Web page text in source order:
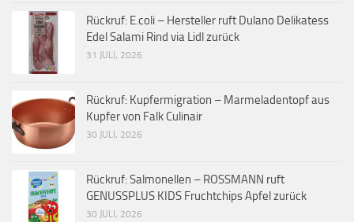
Rückruf: E.coli – Hersteller ruft Dulano Delikatess
Edel Salami Rind via Lidl zurück
31 JULI, 2026
Rückruf: Kupfermigration – Marmeladentopf aus
Kupfer von Falk Culinair
30 JULI, 2026
Rückruf: Salmonellen – ROSSMANN ruft
GENUSSPLUS KIDS Fruchtchips Apfel zurück
30 JULI, 2026